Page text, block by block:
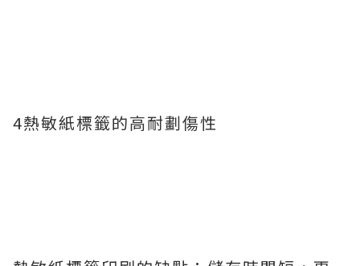
4熱敏紙標籤的高耐劃傷性